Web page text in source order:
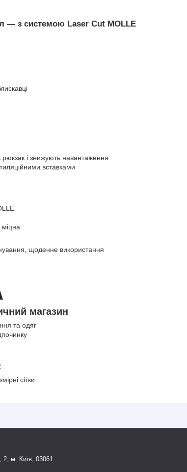
— з системою Laser Cut MOLLE
і знижують навантаження
вставками
щоденне використання
магазин
та одяг
сітки
м. Київ, 03061